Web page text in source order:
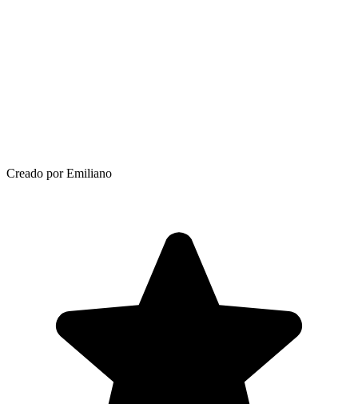
Creado por Emiliano